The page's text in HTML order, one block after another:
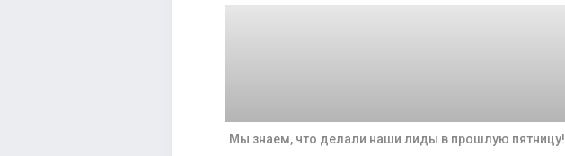
Мы знаем, что делали наши лиды в прошлую пятницу!